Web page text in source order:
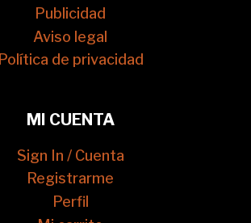
Publicidad
Aviso legal
Política de privacidad
MI CUENTA
Sign In / Cuenta
Registrarme
Perfil